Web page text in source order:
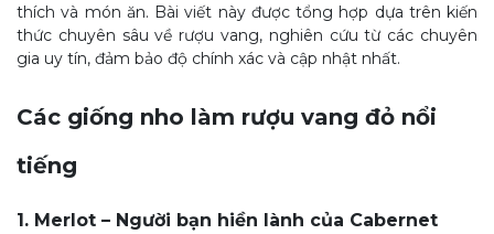
thích và món ăn. Bài viết này được tổng hợp dựa trên kiến
thức chuyên sâu về rượu vang, nghiên cứu từ các chuyên
gia uy tín, đảm bảo độ chính xác và cập nhật nhất.
Các giống nho làm rượu vang đỏ nổi
tiếng
1. Merlot – Người bạn hiền lành của Cabernet